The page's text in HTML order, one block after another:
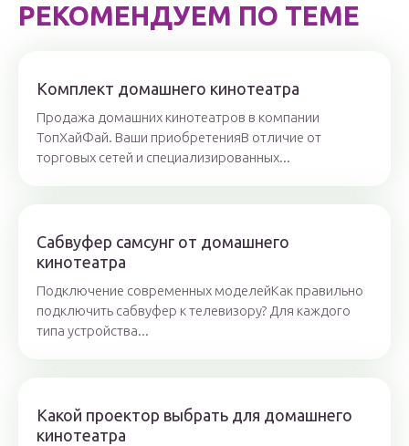
РЕКОМЕНДУЕМ ПО ТЕМЕ
Комплект домашнего кинотеатра
Продажа домашних кинотеатров в компании
ТопХайФай. Ваши приобретенияВ отличие от
торговых сетей и специализированных...
Сабвуфер самсунг от домашнего
кинотеатра
Подключение современных моделейКак правильно
подключить сабвуфер к телевизору? Для каждого
типа устройства...
Какой проектор выбрать для домашнего
кинотеатра